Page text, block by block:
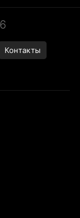
Контакты